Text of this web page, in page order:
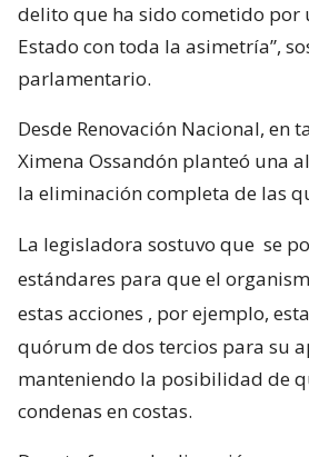
delito que ha sido cometido por
Estado con toda la asimetría”,
parlamentario.
Desde Renovación Nacional, en
Ximena Ossandón planteó una
la eliminación completa de las
La legisladora sostuvo que se
estándares para que el
estas acciones , por ejemplo,
quórum de dos tercios para su
manteniendo la posibilidad de
condenas en costas.